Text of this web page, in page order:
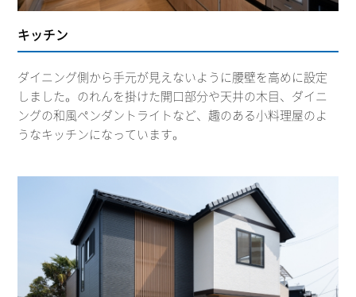
キッチン
ダイニング側から手元が見えないように腰壁を高めに設定
しました。のれんを掛けた開口部分や天井の木目、ダイニ
ングの和風ペンダントライトなど、趣のある小料理屋のよ
うなキッチンになっています。